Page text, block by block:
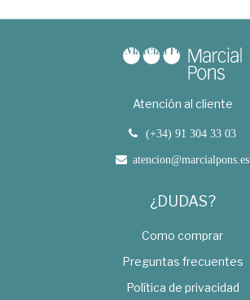
Atención al cliente
(+34) 91 304 33 03
atencion@marcialpons.es
¿DUDAS?
Como comprar
Preguntas frecuentes
Política de privacidad